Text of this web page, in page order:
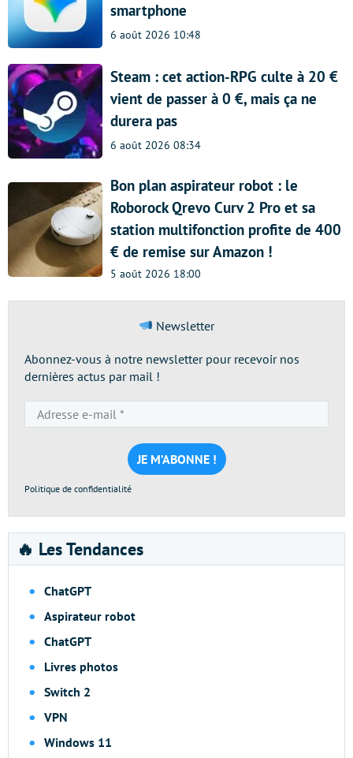
smartphone
6 août 2026 10:48
Steam : cet action-RPG culte à 20 €
vient de passer à 0 €, mais ça ne
durera pas
6 août 2026 08:34
Bon plan aspirateur robot : le
Roborock Qrevo Curv 2 Pro et sa
station multifonction profite de 400
€ de remise sur Amazon !
5 août 2026 18:00
Newsletter
Abonnez-vous à notre newsletter pour recevoir nos
dernières actus par mail !
e-
mail
*
Politique de confidentialité
🔥 Les Tendances
ChatGPT
Aspirateur robot
ChatGPT
Livres photos
Switch 2
VPN
Windows 11